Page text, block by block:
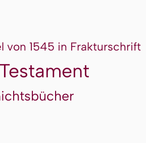
von 1545 in Frakturschrift